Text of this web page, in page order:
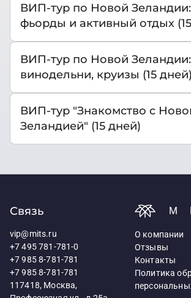
ВИП-тур по Новой
фьорды и активный отдых
ВИП-тур по Новой
винодельни, круизы (15 дней)
ВИП-тур "Знакомство с
Зеландией" (15 дней)
Связь
vip@mits.ru
+7 495 781-781-0
+7 985 8-781-781
+7 985 8-781-781
117418, Москва,
О компании
Отзывы
Контакты
Политика